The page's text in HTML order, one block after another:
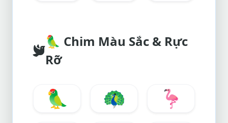
🦜 Chim Màu Sắc & Rực
Rỡ
🦜 🦚
🦩